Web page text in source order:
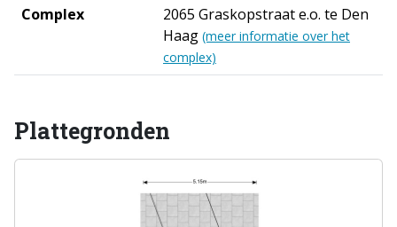
Complex
2065 Graskopstraat e.o. te Den
Haag (meer informatie over het
complex)
Plattegronden